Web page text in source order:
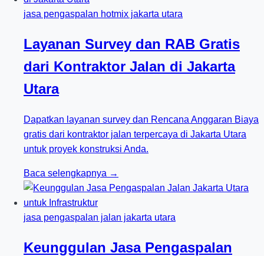
jasa pengaspalan hotmix jakarta utara
Layanan Survey dan RAB Gratis
dari Kontraktor Jalan di Jakarta
Utara
Dapatkan layanan survey dan Rencana Anggaran Biaya
gratis dari kontraktor jalan terpercaya di Jakarta Utara
untuk proyek konstruksi Anda.
Baca selengkapnya →
jasa pengaspalan jalan jakarta utara
Keunggulan Jasa Pengaspalan